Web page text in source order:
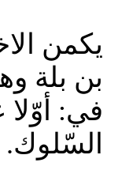
يكمن
بن بلة
في: أوّلا
السّلوك.